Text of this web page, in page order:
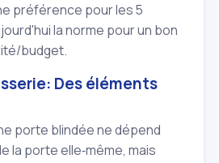
préférence pour les 5
la norme pour un bon
budget.
Des éléments
porte blindée ne dépend
la porte elle‑même, mais